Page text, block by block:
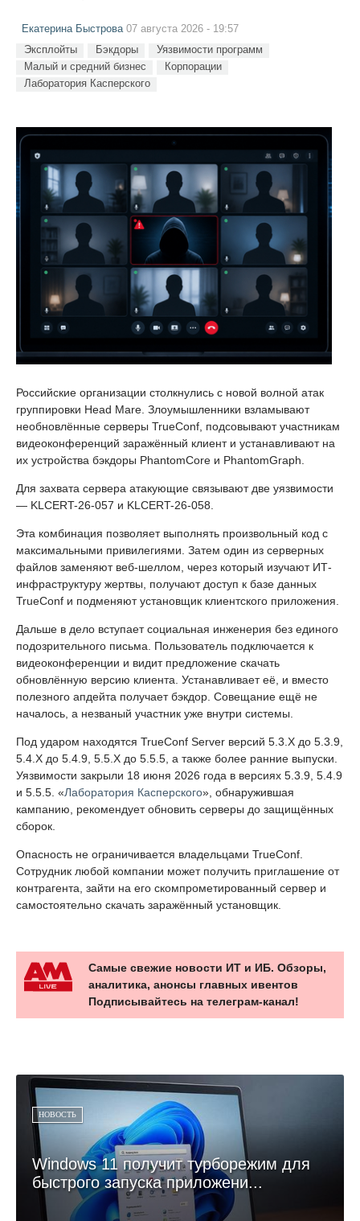
Екатерина Быстрова 07 августа 2026 - 19:57
Эксплойты Бэкдоры
Уязвимости программ
Малый и средний бизнес
Корпорации
Лаборатория Касперского
Российские организации столкнулись с новой волной атак
группировки Head Mare. Злоумышленники взламывают
необновлённые серверы TrueConf, подсовывают участникам
видеоконференций заражённый клиент и устанавливают на
их устройства бэкдоры PhantomCore и PhantomGraph.
Для захвата сервера атакующие связывают две уязвимости
— KLCERT-26-057 и KLCERT-26-058.
Эта комбинация позволяет выполнять произвольный код с
максимальными привилегиями. Затем один из серверных
файлов заменяют веб-шеллом, через который изучают ИТ-
инфраструктуру жертвы, получают доступ к базе данных
TrueConf и подменяют установщик клиентского приложения.
Дальше в дело вступает социальная инженерия без единого
подозрительного письма. Пользователь подключается к
видеоконференции и видит предложение скачать
обновлённую версию клиента. Устанавливает её, и вместо
полезного апдейта получает бэкдор. Совещание ещё не
началось, а незваный участник уже внутри системы.
Под ударом находятся TrueConf Server версий 5.3.X до 5.3.9,
5.4.X до 5.4.9, 5.5.X до 5.5.5, а также более ранние выпуски.
Уязвимости закрыли 18 июня 2026 года в версиях 5.3.9, 5.4.9
и 5.5.5. «Лаборатория Касперского», обнаружившая
кампанию, рекомендует обновить серверы до защищённых
сборок.
Опасность не ограничивается владельцами TrueConf.
Сотрудник любой компании может получить приглашение от
контрагента, зайти на его скомпрометированный сервер и
самостоятельно скачать заражённый установщик.
Самые свежие новости ИТ и ИБ. Обзоры,
аналитика, анонсы главных ивентов
Подписывайтесь на телеграм-канал!
НОВОСТЬ
Windows 11 получит турборежим для
быстрого запуска приложени...